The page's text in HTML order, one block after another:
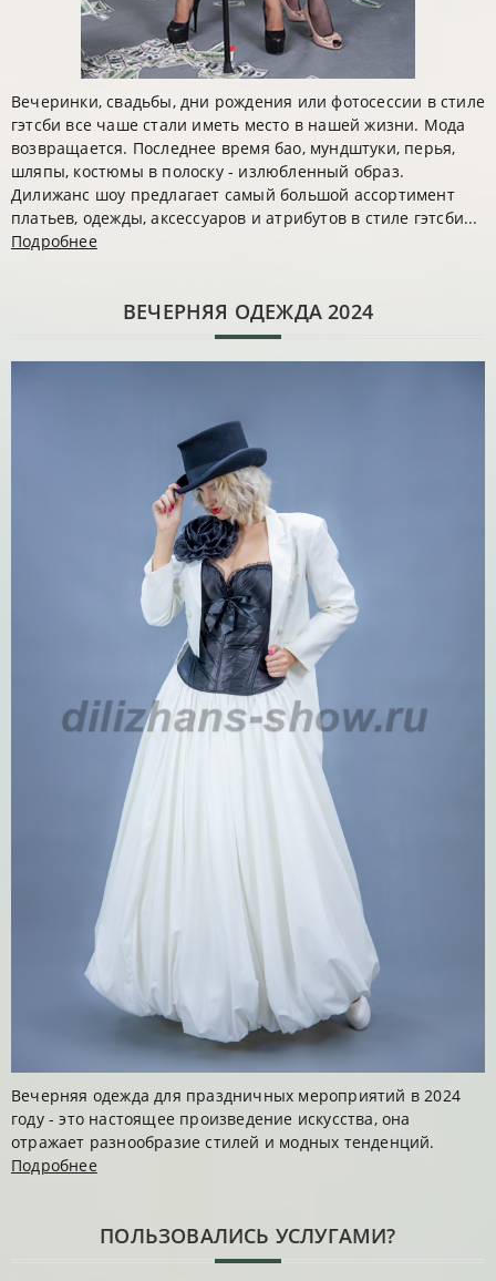
Вечеринки, свадьбы, дни рождения или фотосессии в стиле
гэтсби все чаше стали иметь место в нашей жизни. Мода
возвращается. Последнее время бао, мундштуки, перья,
шляпы, костюмы в полоску - излюбленный образ.
Дилижанс шоу предлагает самый большой ассортимент
платьев, одежды, аксессуаров и атрибутов в стиле гэтсби...
Подробнее
ВЕЧЕРНЯЯ ОДЕЖДА 2024
Вечерняя одежда для праздничных мероприятий в 2024
году - это настоящее произведение искусства, она
отражает разнообразие стилей и модных тенденций.
Подробнее
ПОЛЬЗОВАЛИСЬ УСЛУГАМИ?